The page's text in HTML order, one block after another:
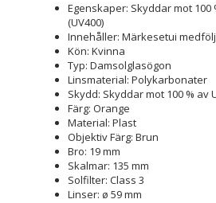
Egenskaper: Skyddar mot 100
(UV400)
Innehåller: Märkesetui
Kön: Kvinna
Typ: Damsolglasögon
Linsmaterial: Polykarbonater
Skydd: Skyddar mot 100 % av
Färg: Orange
Material: Plast
Objektiv Färg: Brun
Bro: 19 mm
Skalmar: 135 mm
Solfilter: Class 3
Linser: ø 59 mm